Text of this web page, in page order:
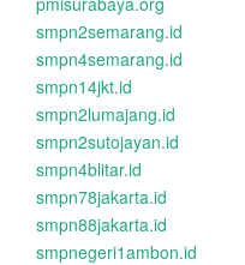
smpn2semarang.id
smpn4semarang.id
smpn14jkt.id
smpn2lumajang.id
smpn2sutojayan.id
smpn4blitar.id
smpn78jakarta.id
smpn88jakarta.id
smpnegeri1ambon.id